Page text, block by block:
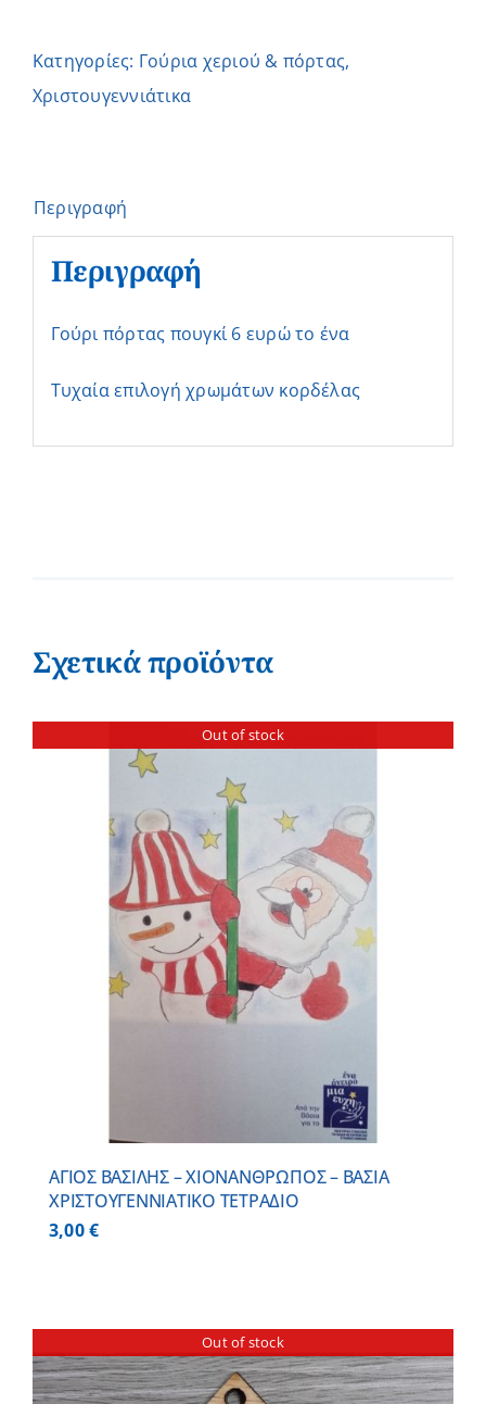
Κατηγορίες: Γούρια χεριού & πόρτας,
Χριστουγεννιάτικα
Περιγραφή
Περιγραφή
Γούρι πόρτας πουγκί 6 ευρώ το ένα
Τυχαία επιλογή χρωμάτων κορδέλας
Σχετικά προϊόντα
Out of stock
ΑΓΙΟΣ ΒΑΣΙΛΗΣ – ΧΙΟΝΑΝΘΡΩΠΟΣ – ΒΑΣΙΑ
ΧΡΙΣΤΟΥΓΕΝΝΙΑΤΙΚΟ ΤΕΤΡΑΔΙΟ
3,00€
Out of stock